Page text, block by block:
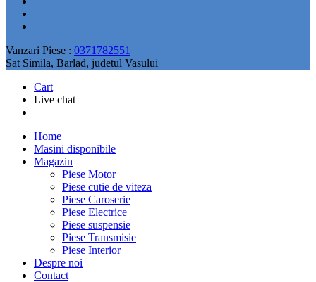
Vanzari Piese : 0371782551
Sat Simila, Barlad, judetul Vasului
Cart
Live chat
Home
Masini disponibile
Magazin
Piese Motor
Piese cutie de viteza
Piese Caroserie
Piese Electrice
Piese suspensie
Piese Transmisie
Piese Interior
Despre noi
Contact